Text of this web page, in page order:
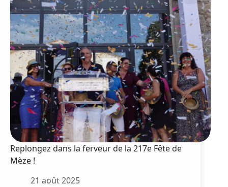
Replongez dans la ferveur de la 217e Fête de
Mèze !
21 août 2025